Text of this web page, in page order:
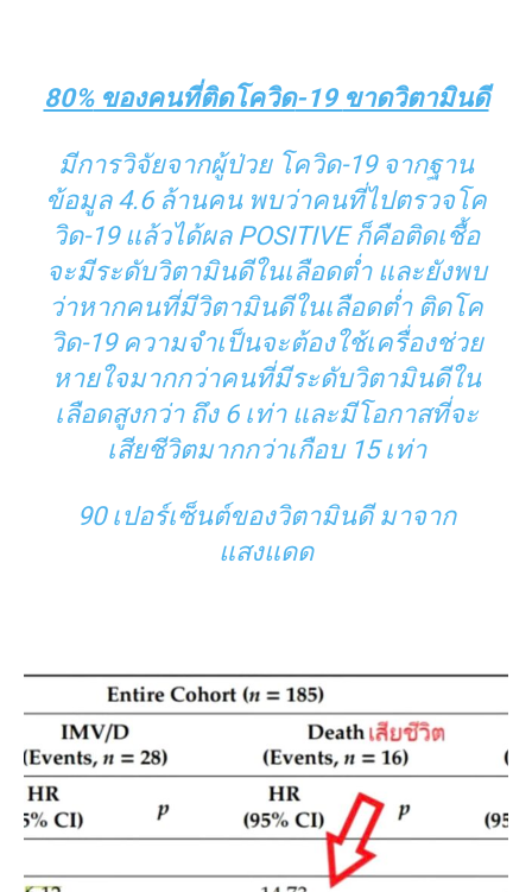
80%ของคนที่ติดโควิด-19 ขาดวิตามินดี
มีการวิจัยจากผู้ป่วย โควิด-19 จากฐาน
ข้อมูล 4.6 ล้านคน พบว่าคนที่ไปตรวจโค
วิด-19 แล้วได้ผล POSITIVE ก็คือติดเชื้อ
จะมีระดับวิตามินดีในเลือดต่ำ และยังพบ
ว่าหากคนที่มีวิตามินดีในเลือดต่ำ ติดโค
วิด-19 ความจำเป็นจะต้องใช้เครื่องช่วย
หายใจมากกว่าคนที่มีระดับวิตามินดีใน
เลือดสูงกว่า ถึง 6 เท่า และมีโอกาสที่จะ
เสียชีวิตมากกว่าเกือบ 15 เท่า
90 เปอร์เซ็นต์ของวิตามินดี มาจาก
แสงแดด